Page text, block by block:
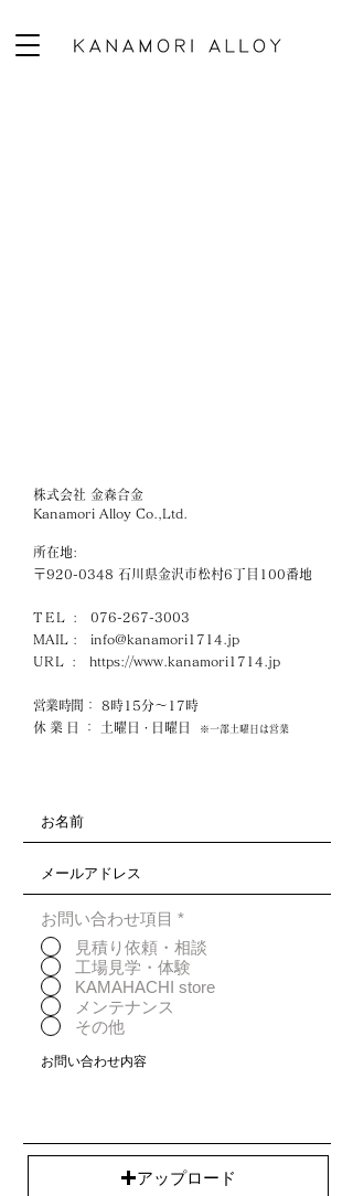
株式会社 金森合金
Kanamori Alloy Co.,Ltd.
所在地:
〒920-0348 石川県金沢市松村6丁目100番地
TEL :076-267-3003
MAIL : info@kanamori1714.jp
URL : https://www.kanamori1714.jp
営業時間 ： 8時15分～17時
休業日
： 土曜日 ・ 日曜日 ※一部土曜日は営業
お問い合わせ項目 *
見積り依頼・相談
工場見学・体験
KAMAHACHI store
メンテナンス
その他
アップロード